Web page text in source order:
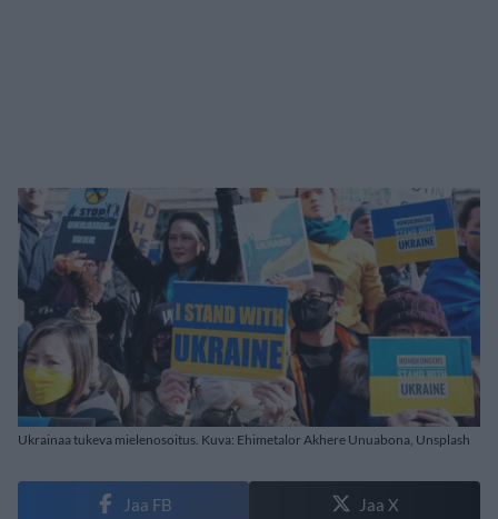
Ukrainaa tukeva mielenosoitus. Kuva: Ehimetalor Akhere Unuabona, Unsplash
Jaa FB Jaa X